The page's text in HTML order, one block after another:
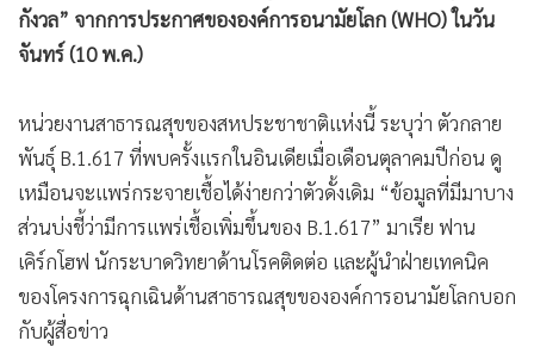
กังวล” จากการประกาศขององค์การอนามัยโลก (WHO) ในวัน
จันทร์ (10 พ.ค.)
หน่วยงานสาธารณสุขของสหประชาชาติแห่งนี้ ระบุว่า ตัวกลาย
พันธุ์ B.1.617 ที่พบครั้งแรกในอินเดียเมื่อเดือนตุลาคมปีก่อน ดู
เหมือนจะแพร่กระจายเชื้อได้ง่ายกว่าตัวดั้งเดิม “ข้อมูลที่มีมาบาง
ส่วนบ่งชี้ว่ามีการแพร่เชื้อเพิ่มขึ้นของ B.1.617” มาเรีย ฟาน
เคิร์กโฮฟ นักระบาดวิทยาด้านโรคติดต่อ และผู้นำฝ่ายเทคนิค
ของโครงการฉุกเฉินด้านสาธารณสุขขององค์การอนามัยโลกบอก
กับผู้สื่อข่าว